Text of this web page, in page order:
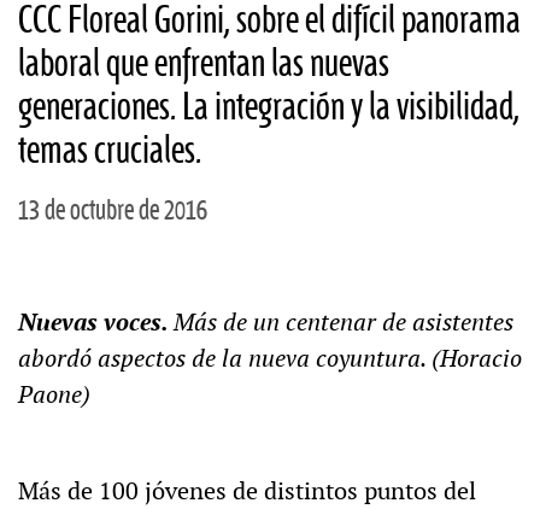
CCC Floreal Gorini, sobre el difícil panorama
laboral que enfrentan las nuevas
generaciones. La integración y la visibilidad,
temas cruciales.
13 de octubre de 2016
Nuevas voces.Más de un centenar de asistentes
abordó aspectos de la nueva coyuntura. (Horacio
Paone)
Más de 100 jóvenes de distintos puntos del